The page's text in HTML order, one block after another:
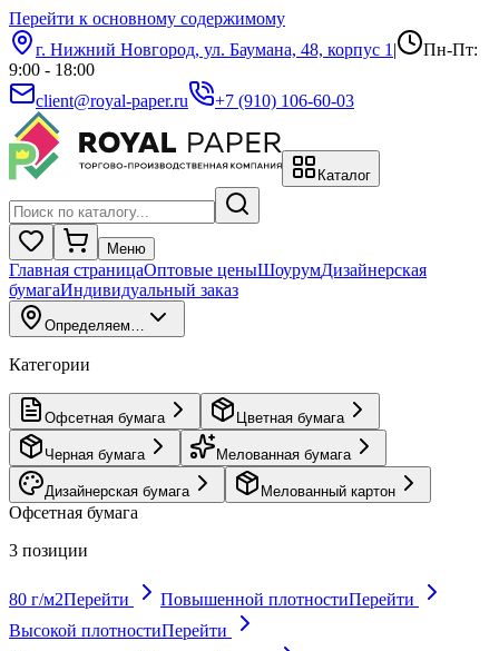
Перейти к основному содержимому
г. Нижний Новгород, ул. Баумана, 48, корпус 1 |
Пн-Пт:
9:00 - 18:00
client@royal-paper.ru
+7 (910) 106-60-03
Каталог
Меню
Главная страницаОптовые ценыШоурумДизайнерская
бумагаИндивидуальный заказ
Определяем…
Категории
Офсетная бумага Цветная бумага
Черная бумага Мелованная бумага
Дизайнерская бумага Мелованный картон
Офсетная бумага
3 позиции
80 г/м2Перейти Повышенной плотностиПерейти
Высокой плотностиПерейти